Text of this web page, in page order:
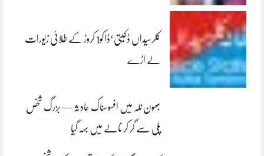
کلرسیداں ڈکیتی‘ڈاکو1 کروڑ کے طلائی زیورات
لے اڑے
بھون نلہ میں افسوسناک حادثہ — بزرگ شخص
پلی سے گر کر نالے میں بہہ گیا